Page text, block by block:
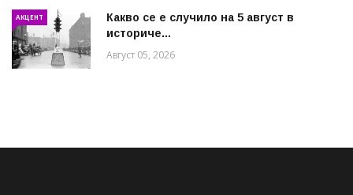
АКЦЕНТ
Какво се е случило на 5 август в
историче...
Август 05, 2026